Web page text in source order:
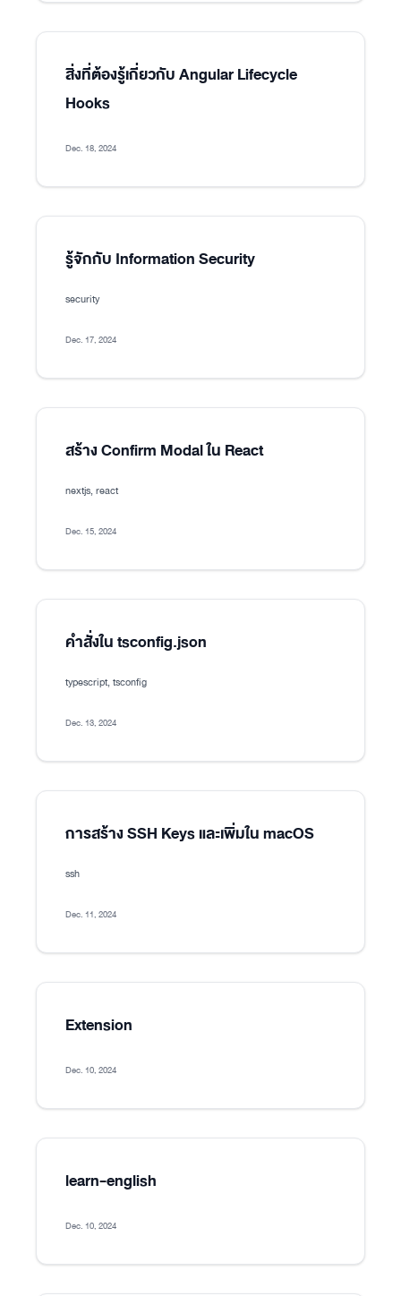
สิ่งที่ต้องรู้เกี่ยวกับ Angular Lifecycle
Hooks
Dec. 18, 2024
รู้จักกับ Information Security
security
Dec. 17, 2024
สร้าง Confirm Modal ใน React
nextjs, react
Dec. 15, 2024
คำสั่งใน tsconfig.json
typescript, tsconfig
Dec. 13, 2024
การสร้าง SSH Keys และเพิ่มใน macOS
ssh
Dec. 11, 2024
Extension
Dec. 10, 2024
learn-english
Dec. 10, 2024